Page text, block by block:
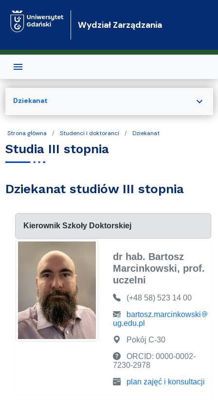
Wydział Zarządzania
Strona główna Studenci i doktoranci Dziekanat
Studia III stopnia
Dziekanat studiów III stopnia
Dziekanat expand_more